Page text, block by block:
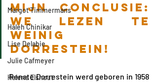
Margot Timmermans
Haleh Chinikar
Lise Delabie
Julie Cafmeyer
Helena Elshout
Mijn conclusie:
We lezen te
weinig
Dorrestein!
Renate Dorrestein werd geboren in 1958